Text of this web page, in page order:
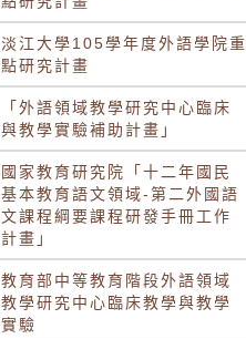
淡江大學105學年度外語學院重
點研究計畫
「外語領域教學研究中心臨床
與教學實驗補助計畫」
國家教育研究院「十二年國民
基本教育語文領域-第二外國語
文課程綱要課程研發手冊工作
計畫」
教育部中等教育階段外語領域
教學研究中心臨床教學與教學
實驗